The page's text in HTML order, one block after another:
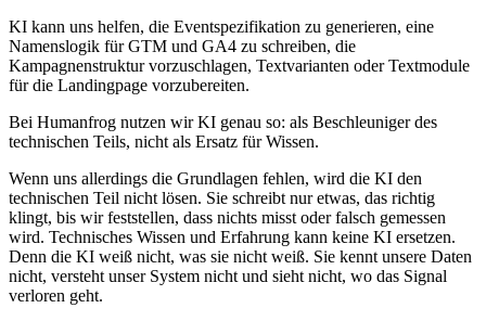
KI kann uns helfen, die Eventspezifikation zu generieren, eine
Namenslogik für GTM und GA4 zu schreiben, die
Kampagnenstruktur vorzuschlagen, Textvarianten oder Textmodule
für die Landingpage vorzubereiten.
Bei Humanfrog nutzen wir KI genau so: als Beschleuniger des
technischen Teils, nicht als Ersatz für Wissen.
Wenn uns allerdings die Grundlagen fehlen, wird die KI den
technischen Teil nicht lösen. Sie schreibt nur etwas, das richtig
klingt, bis wir feststellen, dass nichts misst oder falsch gemessen
wird. Technisches Wissen und Erfahrung kann keine KI ersetzen.
Denn die KI weiß nicht, was sie nicht weiß. Sie kennt unsere Daten
nicht, versteht unser System nicht und sieht nicht, wo das Signal
verloren geht.